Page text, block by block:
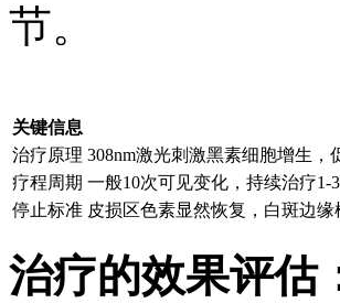
节。
关键信息
治疗原理 308nm激光刺激黑素细胞增生
疗程周期 一般10次可见变化，持续治疗
停止标准 皮损区色素显然恢复，白斑边
治疗的效果评估